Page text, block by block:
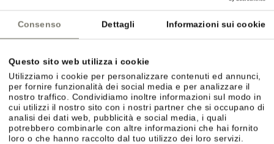
Consenso Dettagli Informazioni sui cookie
Questo sito web utilizza i cookie
Utilizziamo i cookie per personalizzare contenuti ed annunci,
per fornire funzionalità dei social media e per analizzare il
nostro traffico. Condividiamo inoltre informazioni sul modo in
cui utilizzi il nostro sito con i nostri partner che si occupano di
analisi dei dati web, pubblicità e social media, i quali
potrebbero combinarle con altre informazioni che hai fornito
loro o che hanno raccolto dal tuo utilizzo dei loro servizi.
CAMERA CATEGORIA C
DETTAGLI